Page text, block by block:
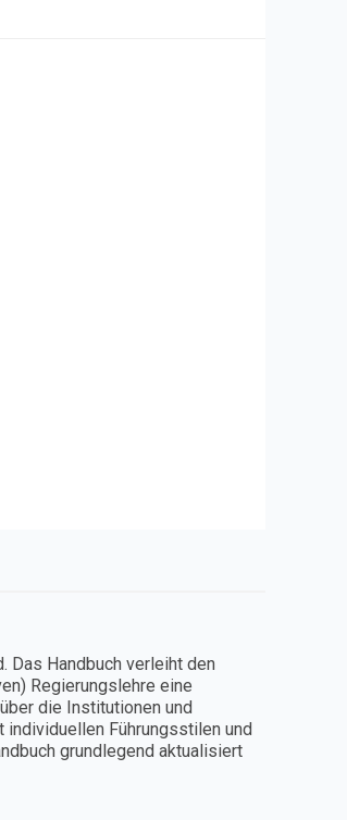
Handbuch verleiht den
Regierungslehre eine
die Institutionen und
Führungsstilen und
grundlegend aktualisiert